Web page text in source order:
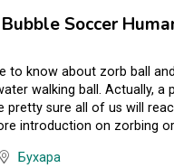
Soccer
to know about zorb ball
walking ball. Actually,
pretty sure all of us will
introduction on zorbing
Бухара